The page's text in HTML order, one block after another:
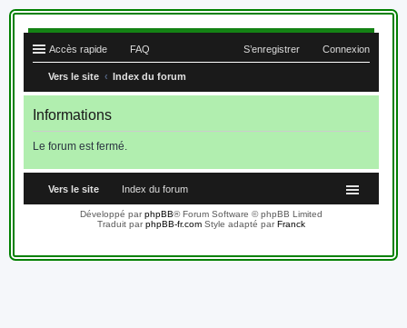
Accès rapide FAQ Connexion
S’enregistrer
Vers le site Index du forum
Informations
Le forum est fermé.
Vers le site Index du forum
Développé parphpBB® Forum Software © phpBB Limited
Traduit parphpBB-fr.comStyle adapté parFranck